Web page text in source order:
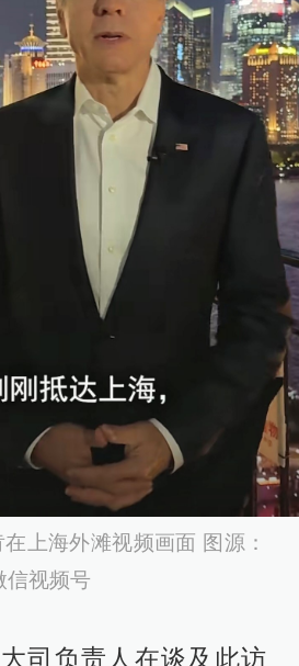
上海外滩视频画面 图源：
信视频号
司负责人在谈及此访